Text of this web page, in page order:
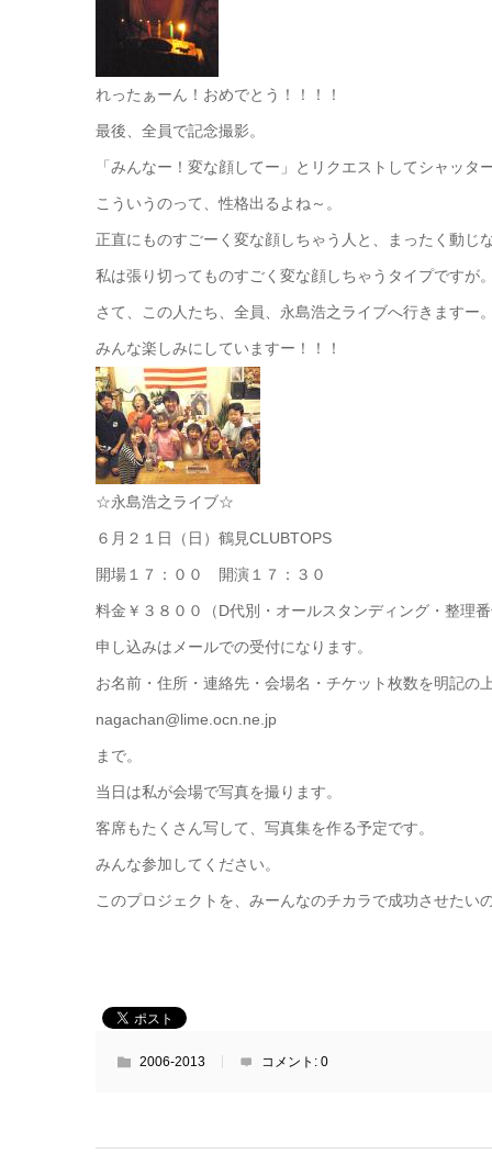
れったぁーん！おめでとう！！！！
最後、全員で記念撮影。
「みんなー！変な顔してー」とリクエストしてシャッタ
こういうのって、性格出るよね～。
正直にものすごーく変な顔しちゃう人と、まったく動じな
私は張り切ってものすごく変な顔しちゃうタイプですが。
さて、この人たち、全員、永島浩之ライブへ行きますー。
みんな楽しみにしていますー！！！
☆永島浩之ライブ☆
６月２１日（日）鶴見CLUBTOPS
開場１７：００ 開演１７：３０
料金￥３８００（D代別・オールスタンディング・整理番
申し込みはメールでの受付になります。
お名前・住所・連絡先・会場名・チケット枚数を明記の上
nagachan@lime.ocn.ne.jp
まで。
当日は私が会場で写真を撮ります。
客席もたくさん写して、写真集を作る予定です。
みんな参加してください。
このプロジェクトを、みーんなのチカラで成功させたい
2006-2013 コメント: 0